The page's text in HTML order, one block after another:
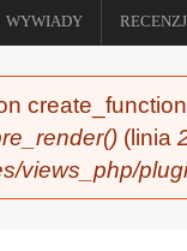
WYWIADY
(linia
views_php/